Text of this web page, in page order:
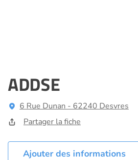
ADDSE
6 Rue Dunan - 62240 Desvres
Partager la fiche
Ajouter des informations